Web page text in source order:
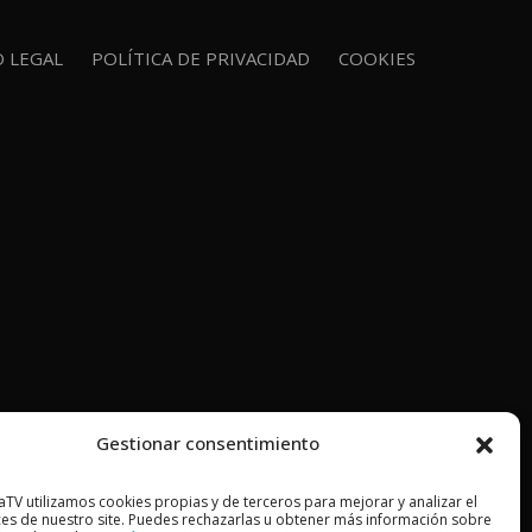
Gestionar consentimiento
utilizamos cookies propias y de terceros para mejorar y analizar el
de nuestro site. Puedes rechazarlas u obtener más información sobre
LEGAL POLÍTICA DE PRIVACIDAD COOKIES